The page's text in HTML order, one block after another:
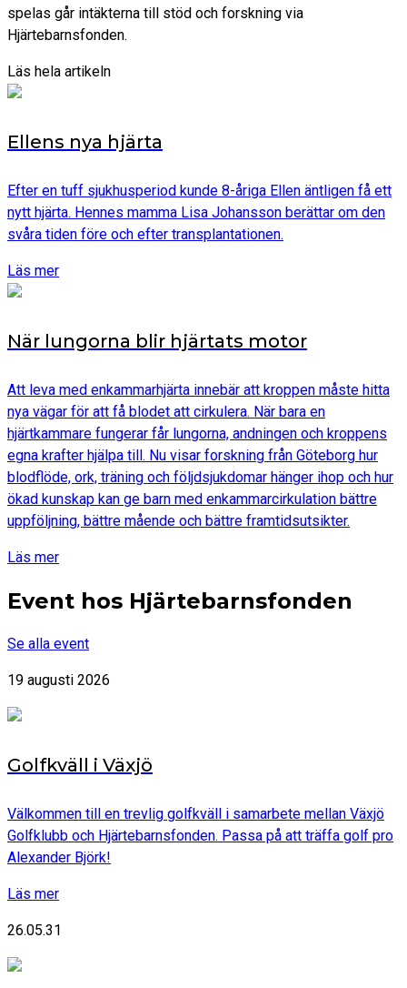
spelas går intäkterna till stöd och forskning via
Hjärtebarnsfonden.
Läs hela artikeln
Ellens nya hjärta
Efter en tuff sjukhusperiod kunde 8-åriga Ellen äntligen få ett
nytt hjärta. Hennes mamma Lisa Johansson berättar om den
svåra tiden före och efter transplantationen.
Läs mer
När lungorna blir hjärtats motor
Att leva med enkammarhjärta innebär att kroppen måste hitta
nya vägar för att få blodet att cirkulera. När bara en
hjärtkammare fungerar får lungorna, andningen och kroppens
egna krafter hjälpa till. Nu visar forskning från Göteborg hur
blodflöde, ork, träning och följdsjukdomar hänger ihop och hur
ökad kunskap kan ge barn med enkammarcirkulation bättre
uppföljning, bättre mående och bättre framtidsutsikter.
Läs mer
Event hos Hjärtebarnsfonden
Se alla event
19 augusti 2026
Golfkväll i Växjö
Välkommen till en trevlig golfkväll i samarbete mellan Växjö
Golfklubb och Hjärtebarnsfonden. Passa på att träffa golf pro
Alexander Björk!
Läs mer
26.05.31